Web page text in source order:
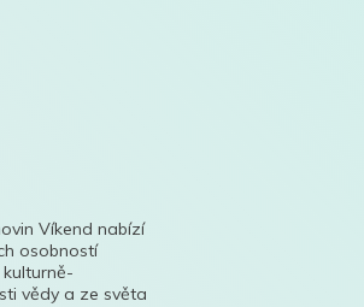
Víkend nabízí
osobností
vědy a ze světa